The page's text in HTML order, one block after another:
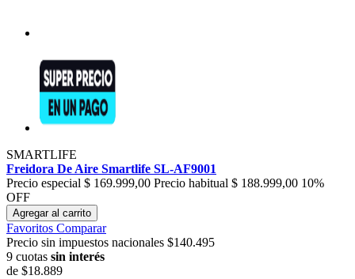
SMARTLIFE
Freidora De Aire Smartlife SL-AF9001
Precio especial $ 169.999,00 Precio habitual $ 188.999,00 10%
OFF
Agregar al carrito
Favoritos Comparar
Precio sin impuestos nacionales $140.495
9 cuotas sin interés
de $18.889